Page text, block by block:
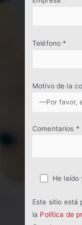
Teléfono *
Motivo de la
Comentarios *
He leído
Este sitio está
la Política de